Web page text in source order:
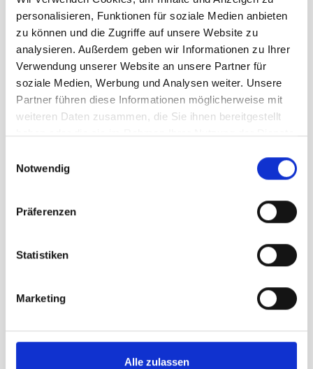
personalisieren, Funktionen für soziale Medien anbieten
zu können und die Zugriffe auf unsere Website zu
analysieren. Außerdem geben wir Informationen zu Ihrer
Verwendung unserer Website an unsere Partner für
soziale Medien, Werbung und Analysen weiter. Unsere
Partner führen diese Informationen möglicherweise mit
weiteren Daten zusammen, die Sie ihnen bereitgestellt
haben oder die sie im Rahmen Ihrer Nutzung der Dienste
Notwendig
Präferenzen
Statistiken
Marketing
Alle zulassen
Warenkorb